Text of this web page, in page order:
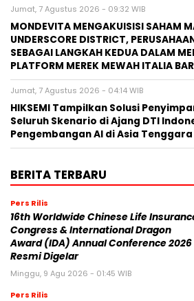
Jumat, 7 Agustus 2026 - 09:32 WIB
MONDEVITA MENGAKUISISI SAHAM
UNDERSCORE DISTRICT,
SEBAGAI LANGKAH KEDUA DALAM
PLATFORM MEREK MEWAH ITALIA
Jumat, 7 Agustus 2026 - 04:14 WIB
HIKSEMI Tampilkan Solusi
Seluruh Skenario di Ajang DTI
Pengembangan AI di Asia Tenggara
BERITA TERBARU
Pers Rilis
16th Worldwide Chinese Life
Congress & International Dragon
Award (IDA) Annual Conference 2026
Resmi Digelar
Minggu, 9 Agu 2026 - 01:45 WIB
Pers Rilis